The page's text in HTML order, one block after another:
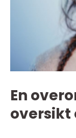
En
oversikt